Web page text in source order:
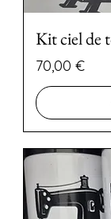
Kit ciel de
Preço
70,00 €